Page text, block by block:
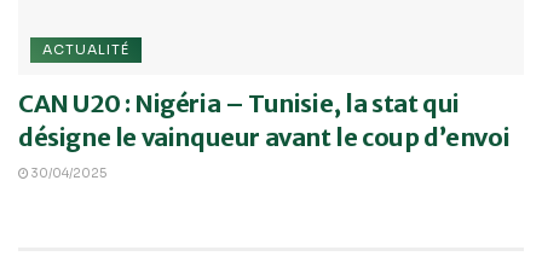
ACTUALITÉ
CAN U20 : Nigéria – Tunisie, la stat qui
désigne le vainqueur avant le coup d’envoi
30/04/2025